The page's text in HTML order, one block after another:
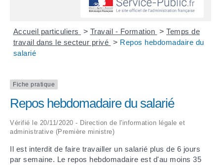
Accueil particuliers > Travail - Formation > Temps de
travail dans le secteur privé > Repos hebdomadaire du
salarié
Fiche pratique
Repos hebdomadaire du salarié
Vérifié le 20/11/2020 - Direction de l'information légale et
administrative (Première ministre)
Il est interdit de faire travailler un salarié plus de 6 jours
par semaine. Le repos hebdomadaire est d'au moins 35
DECHETS
DECLARATION DE DEMARCHAGE
DOSSIER DE DEMANDE DE SUBVENTION
DEMANDE DE PRÊT DE MATERIEL
FICHE D'ORGANISATION MANIFESTATION
PLAN D'ACTION MUNICIPAL
ARRÊTÉS MUNICIPAUX
DÉLIBÉRATIONS